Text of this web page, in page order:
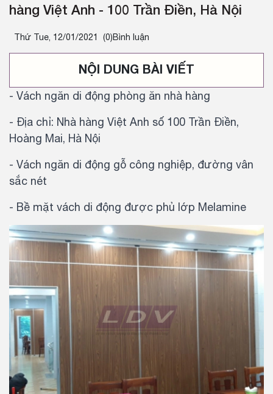
hàng Việt Anh - 100 Trần Điền, Hà Nội
Thứ Tue, 12/01/2021 (0)Bình luận
NỘI DUNG BÀI VIẾT
- Vách ngăn di động phòng ăn nhà hàng
- Địa chỉ: Nhà hàng Việt Anh số 100 Trần Điền,
Hoàng Mai, Hà Nội
- Vách ngăn di động gỗ công nghiệp, đường vân
sắc nét
- Bề mặt vách di động được phủ lớp Melamine